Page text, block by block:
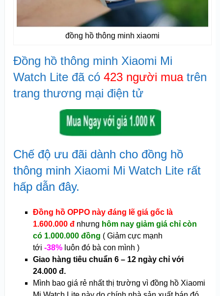
đồng hồ thông minh xiaomi
Đồng hồ thông minh Xiaomi Mi
Watch Lite đã có 423 người muatrên
trang thương mại điện tử
Chế độ ưu đãi dành cho đồng hồ
thông minh Xiaomi Mi Watch Literất
hấp dẫn đây.
Đồng hồ OPPO này đáng lẽ giá gốc là
1.600.000 đnhưng hôm nay giảm giá chỉ còn
có 1.000.000 đồng ( Giảm cực mạnh
tới -38%luôn đó bà con mình )
Giao hàng tiêu chuẩn 6 – 12 ngày chỉ với
24.000 đ.
Mình bao giá rẻ nhất thị trường vì đồng hồ Xiaomi